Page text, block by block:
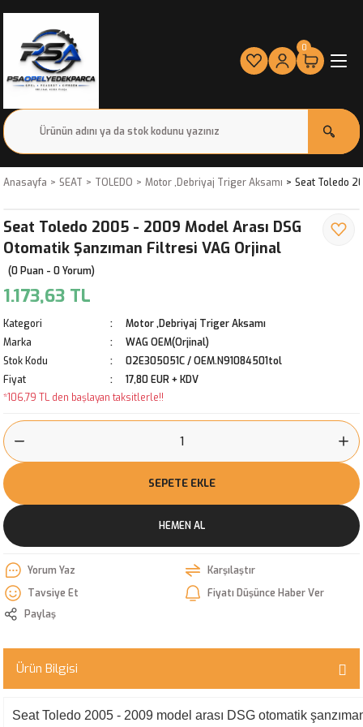
0
Anasayfa SEAT TOLEDO Motor ,Debriyaj Triger Aksamı Seat Toledo
Seat Toledo 2005 - 2009 Model Arası DSG
Otomatik Şanzıman Filtresi VAG Orjinal
(0 Puan - 0 Yorum)
1.173,63 TL
Kategori
Motor ,Debriyaj Triger Aksamı
Marka
WAG OEM(Orjinal)
Stok Kodu
02E305051C / OEM.N91084501tol
Fiyat
17,80 EUR + KDV
*106,79 TL den başlayan taksitlerle!!
SEPETE EKLE
HEMEN AL
Yorum Yaz
Karşılaştır
Tavsiye Et
Fiyatı Düşünce Haber Ver
Paylaş
Ürün Bilgisi
Seat Toledo 2005 - 2009 model arası DSG otomatik